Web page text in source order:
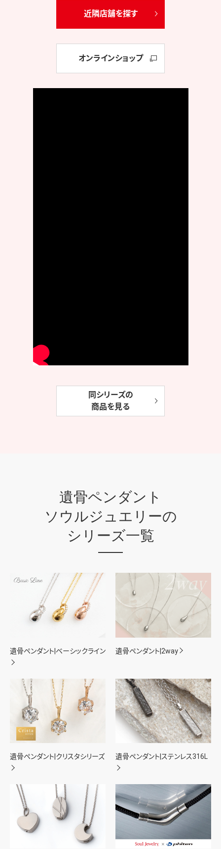
近隣店舗を探す
オンラインショップ
同シリーズの
商品を見る
遺骨ペンダント
ソウルジュエリーの
シリーズ一覧
遺骨ペンダント|ベーシックライン 遺骨ペンダント|2way
遺骨ペンダント|クリスタシリーズ 遺骨ペンダント|ステンレス316L